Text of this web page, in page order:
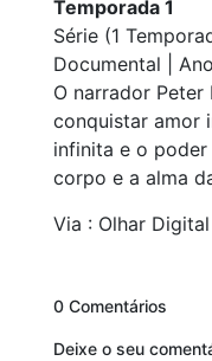
Temporada 1
Série (1
Documental |
O narrador
conquistar amor
infinita e o
corpo e a alma
Via : Olhar Digital
0 Comentários
Deixe o seu